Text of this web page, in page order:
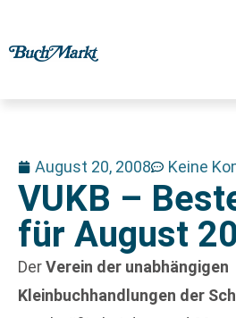
August 20, 2008 Keine
VUKB –
für August
DerVerein der unabhängigen
Kleinbuchhandlungen der